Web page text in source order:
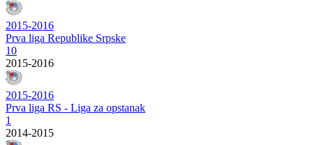
2015-2016
Prva liga Republike Srpske
10
2015-2016
2015-2016
Prva liga RS - Liga za opstanak
1
2014-2015